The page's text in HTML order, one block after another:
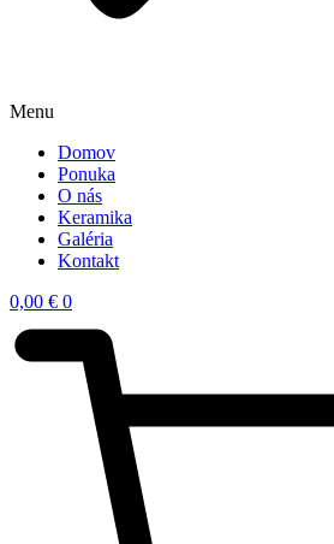
Menu
Domov
Ponuka
O nás
Keramika
Galéria
Kontakt
0,00 € 0